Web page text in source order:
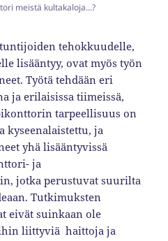
meistä kultakaloja…?
tehokkuudelle,
lisääntyy, ovat myös työn
Työtä tehdään eri
ja erilaisissa tiimeissä,
tarpeellisuus on
kyseenalaistettu, ja
yhä lisääntyvissä
ja
jotka perustuvat suurilta
Tutkimuksten
eivät suinkaan ole
liittyviä haittoja ja